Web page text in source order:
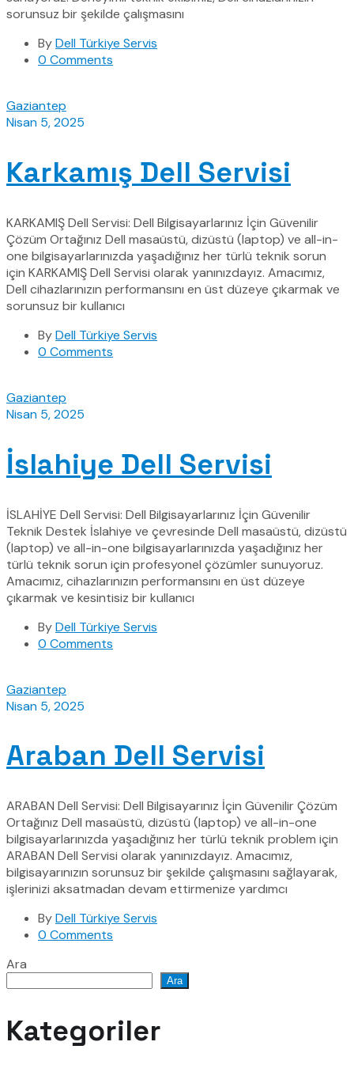
sorunsuz bir şekilde çalışmasını
ByDell Türkiye Servis
0 Comments
Gaziantep
Nisan 5, 2025
Karkamış Dell Servisi
KARKAMIŞ Dell Servisi: Dell Bilgisayarlarınız İçin Güvenilir
Çözüm Ortağınız Dell masaüstü, dizüstü (laptop) ve all-in-
one bilgisayarlarınızda yaşadığınız her türlü teknik sorun
için KARKAMIŞ Dell Servisi olarak yanınızdayız. Amacımız,
Dell cihazlarınızın performansını en üst düzeye çıkarmak ve
sorunsuz bir kullanıcı
ByDell Türkiye Servis
0 Comments
Gaziantep
Nisan 5, 2025
İslahiye Dell Servisi
İSLAHİYE Dell Servisi: Dell Bilgisayarlarınız İçin Güvenilir
Teknik Destek İslahiye ve çevresinde Dell masaüstü, dizüstü
(laptop) ve all-in-one bilgisayarlarınızda yaşadığınız her
türlü teknik sorun için profesyonel çözümler sunuyoruz.
Amacımız, cihazlarınızın performansını en üst düzeye
çıkarmak ve kesintisiz bir kullanıcı
ByDell Türkiye Servis
0 Comments
Gaziantep
Nisan 5, 2025
Araban Dell Servisi
ARABAN Dell Servisi: Dell Bilgisayarınız İçin Güvenilir Çözüm
Ortağınız Dell masaüstü, dizüstü (laptop) ve all-in-one
bilgisayarlarınızda yaşadığınız her türlü teknik problem için
ARABAN Dell Servisi olarak yanınızdayız. Amacımız,
bilgisayarınızın sorunsuz bir şekilde çalışmasını sağlayarak,
işlerinizi aksatmadan devam ettirmenize yardımcı
ByDell Türkiye Servis
0 Comments
Ara
Ara
Kategoriler